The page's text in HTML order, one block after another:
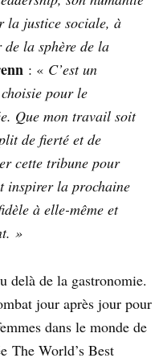
la justice sociale, à
la sphère de la
: « C’est un
pour le
Que mon travail soit
de fierté et de
cette tribune pour
inspirer la prochaine
à elle-même et
»
delà de la gastronomie.
jour après jour pour
dans le monde de
The World’s Best